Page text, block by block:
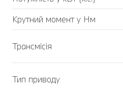
Крутний момент у Нм
Трансмісія
Тип приводу